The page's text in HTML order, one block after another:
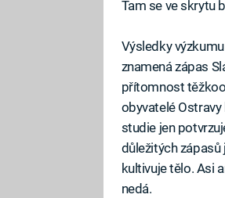
Tam se ve skrytu
Výsledky
znamená zápas
přítomnost
obyvatelé
studie jen
důležitých
kultivuje tělo. Asi
nedá.